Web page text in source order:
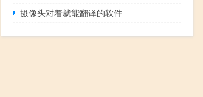
摄像头对着就能翻译的软件